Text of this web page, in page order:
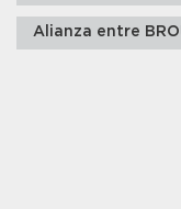
Alianza entre